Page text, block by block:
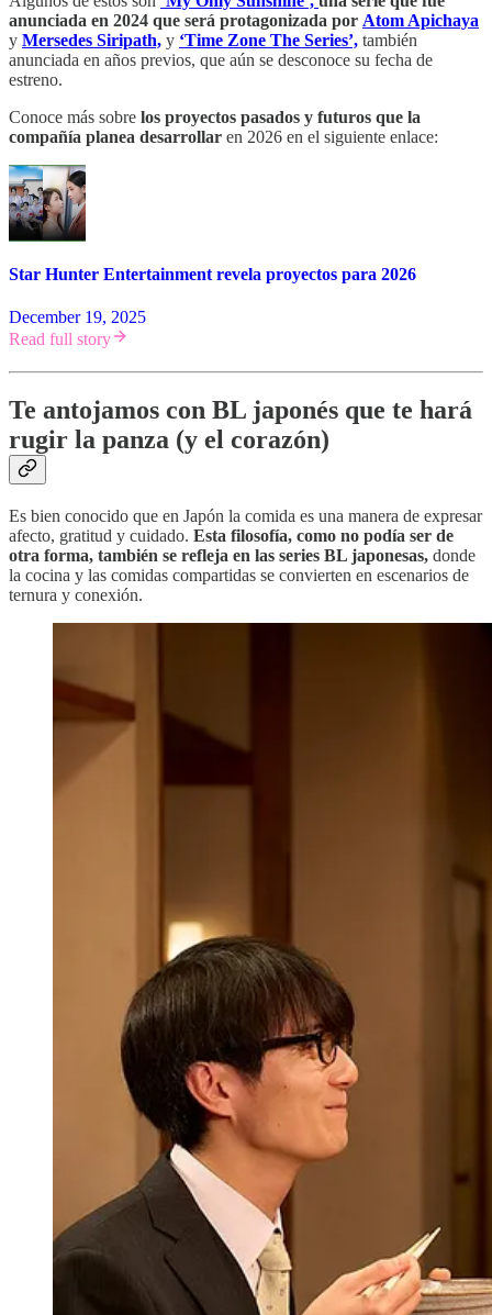
anunciada en 2024 que será protagonizada por Atom Apichaya
y Mersedes Siripath, y ‘Time Zone The Series’, también
anunciada en años previos, que aún se desconoce su fecha de
estreno.
Conoce más sobre los proyectos pasados y futuros que la
compañía planea desarrollar en 2026 en el siguiente enlace:
Star Hunter Entertainment revela proyectos para 2026
December 19, 2025
Read full story
Te antojamos con BL japonés que te hará
rugir la panza (y el corazón)
Es bien conocido que en Japón la comida es una manera de expresar
afecto, gratitud y cuidado. Esta filosofía, como no podía ser de
otra forma, también se refleja en las series BL japonesas, donde
la cocina y las comidas compartidas se convierten en escenarios de
ternura y conexión.